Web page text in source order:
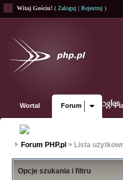
Witaj Gościu! ( Zaloguj | Rejestruj )
Wortal Forum
Forum PHP.pl > Lista
Opcje szukania i filtru